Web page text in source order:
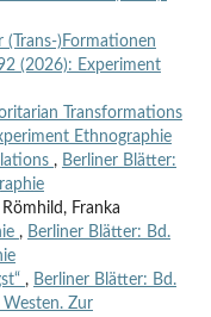
)Formationen
(2026): Experiment
Transformations
Ethnographie
, Berliner Blätter:
Franka
, Berliner Blätter: Bd.
, Berliner Blätter: Bd.
Zur